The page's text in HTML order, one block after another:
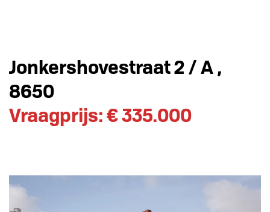
Jonkershovestraat 2 / A ,
8650
Vraagprijs: € 335.000